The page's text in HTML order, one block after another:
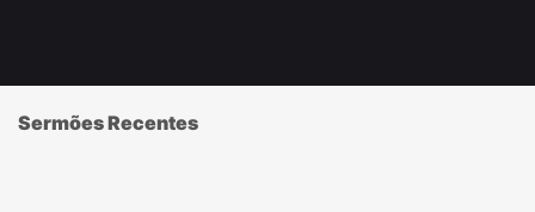
Sermões Recentes